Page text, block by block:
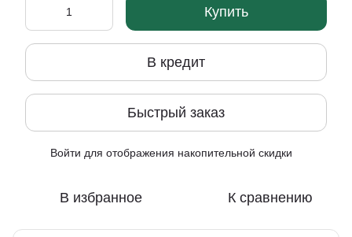
Купить
В кредит
Быстрый заказ
Войти для отображения накопительной скидки
В избранное К сравнению